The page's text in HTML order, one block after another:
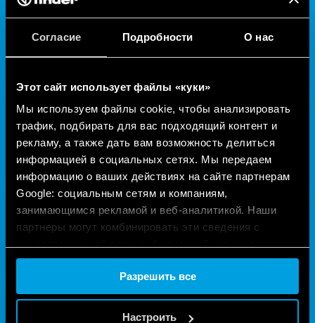
Согласие Подробности О нас
Этот сайт использует файлы «куки»
Мы используем файлы cookie, чтобы анализировать
трафик, подбирать для вас подходящий контент и
рекламу, а также дать вам возможность делиться
информацией в социальных сетях. Мы передаем
информацию о ваших действиях на сайте партнерам
Google: социальным сетям и компаниям,
занимающимся рекламой и веб-аналитикой. Наши
партнеры могут комбинировать эти сведения с
данными, которые они получили при использовании
Разрешить все
Настроить
ПЕРЕВЕДЕНОВСКИЙ ПЕР., Д. 17; ТЕЛ. +7(915)483-28-
99
РЕГИОНАЛЬНЫЙ ПРЕДСТАВИТЕЛЬ ООО "ФИНДЕР" В
ЦЕНТРАЛЬНОМ ФО, Г. МОСКВА: ЗАРЕЦКИЙ АЛЕКСЕЙ
ВЛАДИМИРОВИЧ, ТЕЛ. +7(985)420-12-85
ОФИС И СКЛАД ООО "ФИНДЕР" В УРАЛЬСКОМ ФО: Г.
ЕКАТЕРИНБУРГ, УЛ.СОВХОЗНАЯ, 20А.; ТЕЛ.
РЕГИОНАЛЬНЫЙ ПРЕДСТАВИТЕЛЬ ООО «ФИНДЕР» В